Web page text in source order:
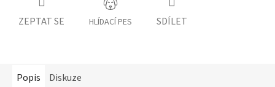
ZEPTAT SE HLÍDACÍ PES SDÍLET
Popis Diskuze